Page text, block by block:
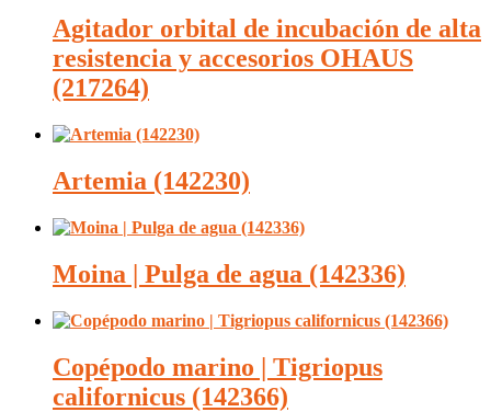
Agitador orbital de incubación de alta
resistencia y accesorios OHAUS
(217264)
Artemia (142230)
Moina | Pulga de agua (142336)
Copépodo marino | Tigriopus
californicus (142366)